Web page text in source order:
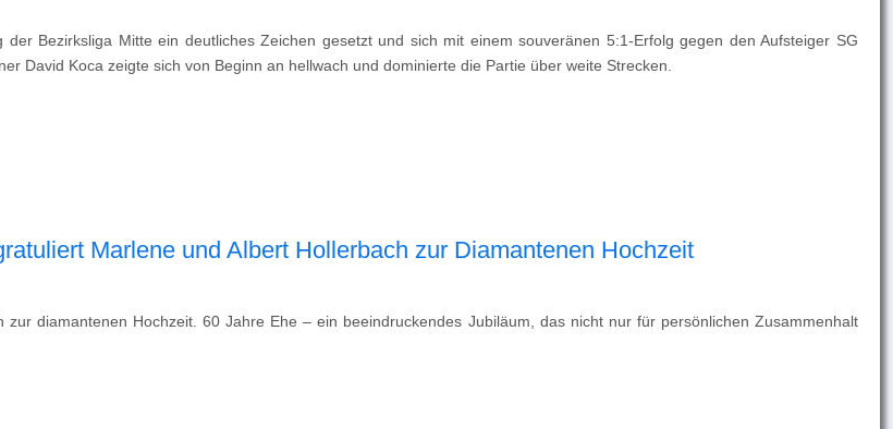
Bezirksliga Mitte ein deutliches Zeichen gesetzt und sich mit einem souveränen 5:1-Erfolg gegen den Aufsteiger SG
David Koca zeigte sich von Beginn an hellwach und dominierte die Partie über weite Strecken.
Marlene und Albert Hollerbach zur Diamantenen Hochzeit
diamantenen Hochzeit. 60 Jahre Ehe – ein beeindruckendes Jubiläum, das nicht nur für persönlichen Zusammenhalt